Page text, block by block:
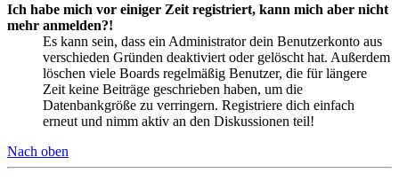
Ich habe mich vor einiger Zeit registriert, kann mich aber nicht
mehr anmelden?!
Es kann sein, dass ein Administrator dein Benutzerkonto aus
verschieden Gründen deaktiviert oder gelöscht hat. Außerdem
löschen viele Boards regelmäßig Benutzer, die für längere
Zeit keine Beiträge geschrieben haben, um die
Datenbankgröße zu verringern. Registriere dich einfach
erneut und nimm aktiv an den Diskussionen teil!
Nach oben